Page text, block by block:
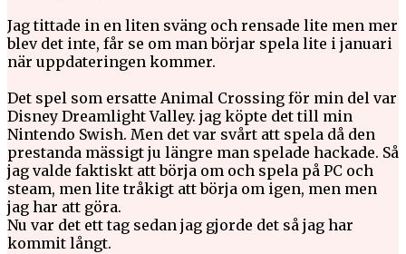
Jag tittade in en liten sväng och rensade lite men mer
blev det inte, får se om man börjar spela lite i januari
när uppdateringen kommer.
Det spel som ersatte Animal Crossing för min del var
Disney Dreamlight Valley. jag köpte det till min
Nintendo Swish. Men det var svårt att spela då den
prestanda mässigt ju längre man spelade hackade. Så
jag valde faktiskt att börja om och spela på PC och
steam, men lite tråkigt att börja om igen, men men
jag har att göra.
Nu var det ett tag sedan jag gjorde det så jag har
kommit långt.